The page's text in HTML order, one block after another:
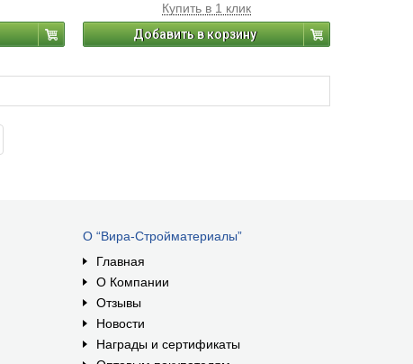
Купить в 1 клик
Добавить в корзину
О “Вира-Стройматериалы”
Главная
О Компании
Отзывы
Новости
Награды и сертификаты